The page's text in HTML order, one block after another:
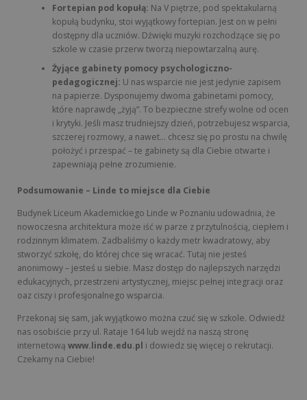
Fortepian pod kopułą: Na V piętrze, pod spektakularną
kopułą budynku, stoi wyjątkowy fortepian. Jest on w pełni
dostępny dla uczniów. Dźwięki muzyki rozchodzące się po
szkole w czasie przerw tworzą niepowtarzalną aurę.
Żyjące gabinety pomocy psychologiczno-
pedagogicznej: U nas wsparcie nie jest jedynie zapisem
na papierze. Dysponujemy dwoma gabinetami pomocy,
które naprawdę „żyją”. To bezpieczne strefy wolne od ocen
i krytyki. Jeśli masz trudniejszy dzień, potrzebujesz wsparcia,
szczerej rozmowy, a nawet… chcesz się po prostu na chwilę
położyć i przespać – te gabinety są dla Ciebie otwarte i
zapewniają pełne zrozumienie.
Podsumowanie – Linde to miejsce dla Ciebie
Budynek Liceum Akademickiego Linde w Poznaniu udowadnia, że
nowoczesna architektura może iść w parze z przytulnością, ciepłem i
rodzinnym klimatem. Zadbaliśmy o każdy metr kwadratowy, aby
stworzyć szkołę, do której chce się wracać. Tutaj nie jesteś
anonimowy – jesteś u siebie. Masz dostęp do najlepszych narzędzi
edukacyjnych, przestrzeni artystycznej, miejsc pełnej integracji oraz
oaz ciszy i profesjonalnego wsparcia.
Przekonaj się sam, jak wyjątkowo można czuć się w szkole. Odwiedź
nas osobiście przy ul. Rataje 164 lub wejdź na naszą stronę
internetową www.linde.edu.pl i dowiedz się więcej o rekrutacji.
Czekamy na Ciebie!